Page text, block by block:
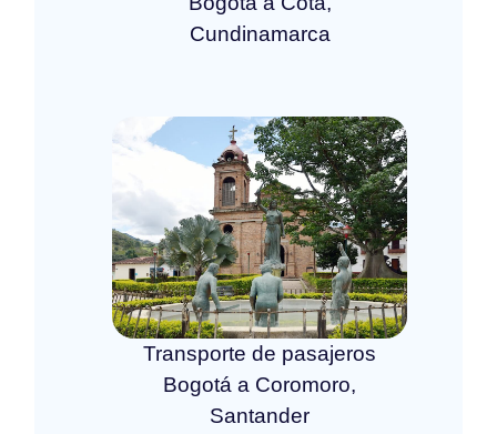
Cundinamarca
Transporte de pasajeros
Bogotá a Coromoro,
Santander